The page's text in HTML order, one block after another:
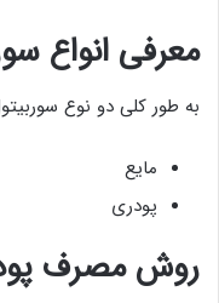
معرفی انواع
به طور کلی دو نوع
مایع
پودری
روش مصرف